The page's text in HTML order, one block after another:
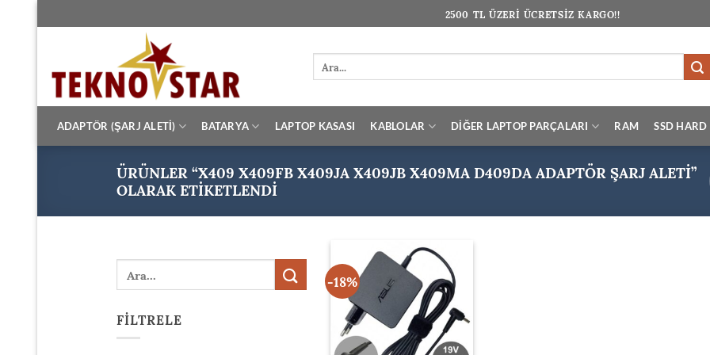
İçeriğe
atla 2500 TL ÜZERİ ÜCRETSİZ KARGO!!
Ara:
ADAPTÖR (ŞARJ ALETİ) BATARYA LAPTOP KASASI KABLOLAR DİĞER LAPTOP PARÇALARI RAM SSD HARD
ÜRÜNLER “X409 X409FB X409JA X409JB X409MA D409DA ADAPTÖR ŞARJ ALETI”
OLARAK ETIKETLENDI
Ara:
FILTRELE
-18%